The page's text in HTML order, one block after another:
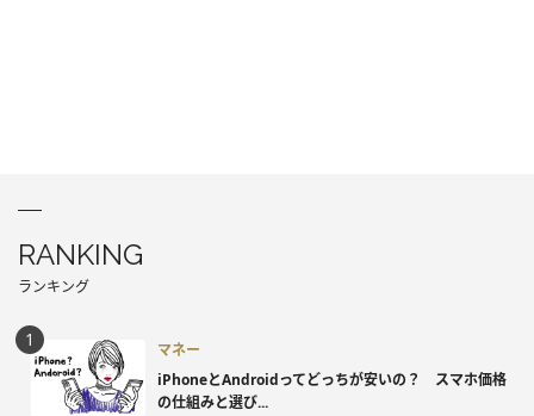
RANKING
ランキング
マネー
iPhoneとAndroidってどっちが安いの？ スマホ価格
の仕組みと選び...